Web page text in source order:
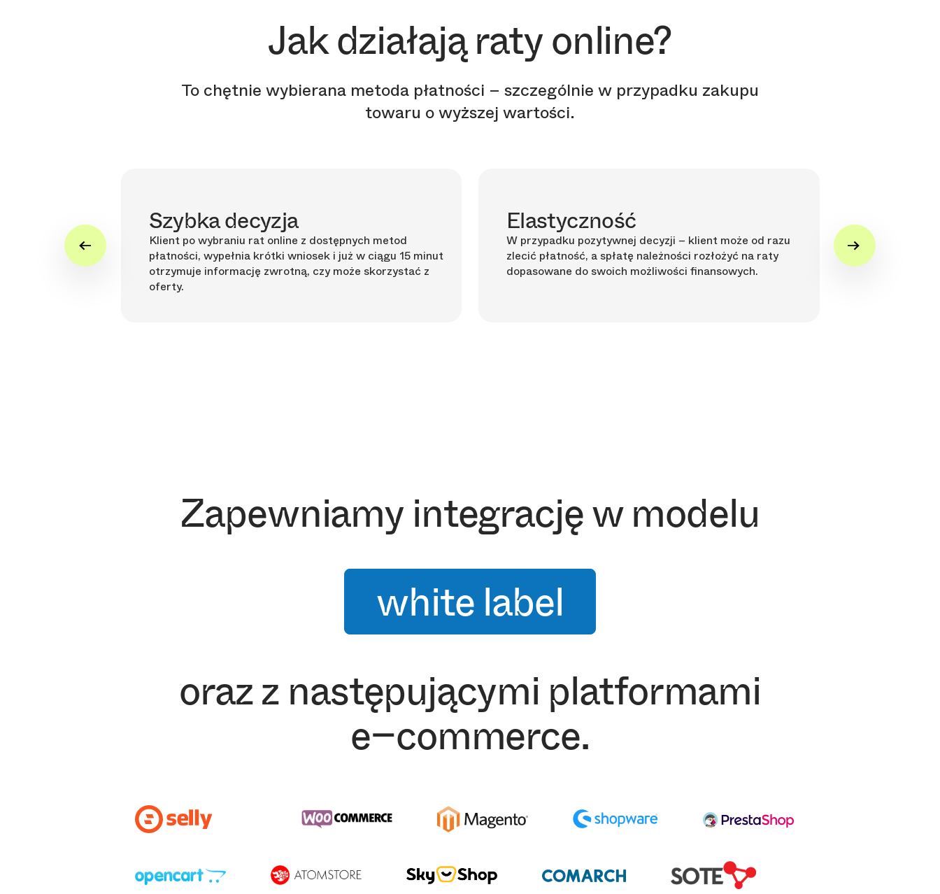
Jak działają raty online?
To chętnie wybierana metoda płatności – szczególnie w przypadku zakupu
towaru o wyższej wartości.
że klient nie
Szybka decyzja
Klient po wybraniu rat online z dostępnych metod
płatności, wypełnia krótki wniosek i już w ciągu 15 minut
otrzymuje informację zwrotną, czy może skorzystać z
oferty.
Elastyczność
W przypadku pozytywnej decyzji – klient może od razu
zlecić płatność, a spłatę należności rozłożyć na raty
dopasowane do swoich możliwości finansowych.
Brak
ponosi
Zapewniamy integrację w modelu
white label
oraz z następującymi platformami
e−commerce.